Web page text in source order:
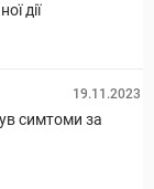
дії
19.11.2023
симтоми за